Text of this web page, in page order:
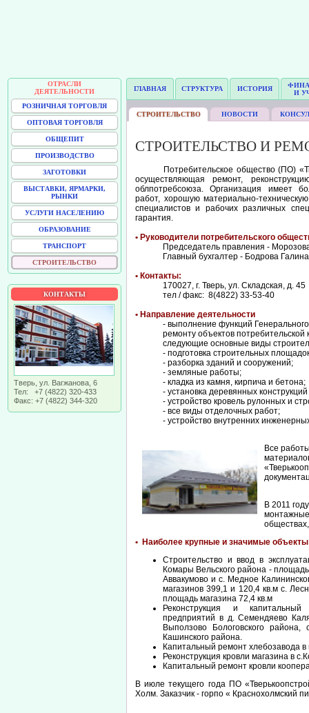
ОТРАСЛИ
ДЕЯТЕЛЬНОСТИ
РОЗНИЧНАЯ ТОРГОВЛЯ
ОПТОВАЯ ТОРГОВЛЯ
ОБЩЕПИТ
ПРОИЗВОДСТВО
ЗАГОТОВКИ
ВЫСТАВКИ, ЯРМАРКИ,
РЫНКИ
УСЛУГИ НАСЕЛЕНИЮ
ОБРАЗОВАНИЕ
ТРАНСПОРТ
СТРОИТЕЛЬСТВО
КОНТАКТЫ
Тверь, ул. Вагжанова, 6
Тел: +7 (4822) 320-433
Факс: +7 (4822) 344-320
ГЛАВНАЯ СТРУКТУРА ИСТОРИЯ
И
СТРОИТЕЛЬСТВО НОВОСТИ
СТРОИТЕЛЬСТВО И
Потребительское общество (ПО)
осуществляющая ремонт,
облпотребсоюза. Организация имеет
работ, хорошую материально-
специалистов и рабочих различных
гарантия.
• Руководители потребительского
Председатель правления -
Главный бухгалтер - Бодрова
• Контакты:
170027, г. Тверь, ул. Складская, д. 45
тел / факс: 8(4822) 33-53-40
• Направление деятельности
- выполнение функций
ремонту объектов
следующие основные виды
- подготовка строительных
- разборка зданий и сооружений;
- земляные работы;
- кладка из камня, кирпича и бетона;
- установка деревянных
- устройство кровель рулонных и
- все виды отделочных работ;
- устройство внутренних
Все
В 2011
• Наиболее крупные и значимые
Строительство и ввод в
Комары Вельского района -
Аввакумово и с. Медное
магазинов 399,1 и 120,4 кв.м с.
площадь магазина 72,4 кв.м
Реконструкция и
предприятий в д. Семендяево
Выползово Бологовского
Кашинского района.
Капитальный ремонт хлебозавода
Реконструкция кровли магазина в
Капитальный ремонт кровли
В июле текущего года ПО
Холм. Заказчик - горпо « Краснохолмский